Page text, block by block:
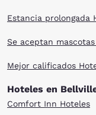
Estancia prolongada
Se aceptan
Mejor calificados
Hoteles en
Comfort Inn Hoteles